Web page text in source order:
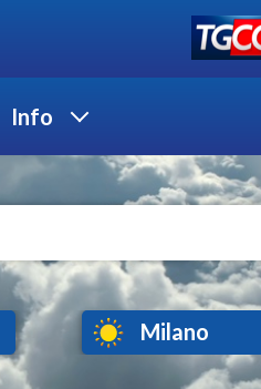
Info
Milano